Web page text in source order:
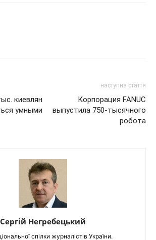
киевлян
умными
наступна стаття
Корпорация FANUC
выпустила 750-тысячного
робота
Сергій Негребецький
спілки журналістів України.